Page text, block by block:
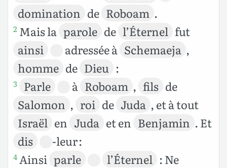
domination de Roboam .
2 Mais la parole de l’Éternel fut
ainsi
adressée à Schemaeja ,
homme de Dieu :
3 Parle à Roboam , fils de
Salomon , roi de Juda , et à tout
Israël en Juda et en Benjamin . Et
dis
-leur :
4Ainsi parle l’Éternel : Ne